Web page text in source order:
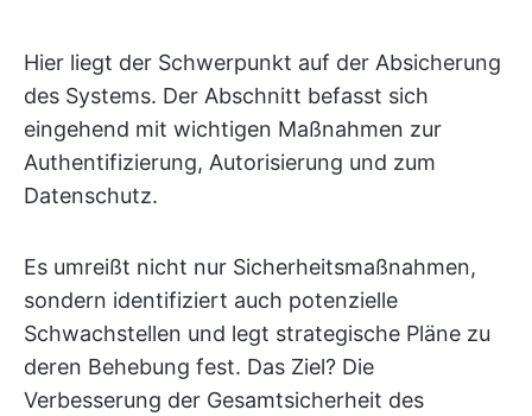
Hier liegt der Schwerpunkt auf der Absicherung
des Systems. Der Abschnitt befasst sich
eingehend mit wichtigen Maßnahmen zur
Authentifizierung, Autorisierung und zum
Datenschutz.
Es umreißt nicht nur Sicherheitsmaßnahmen,
sondern identifiziert auch potenzielle
Schwachstellen und legt strategische Pläne zu
deren Behebung fest. Das Ziel? Die
Verbesserung der Gesamtsicherheit des